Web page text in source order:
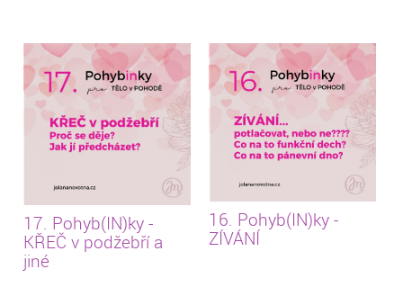
17. Pohyb(IN)ky -
KŘEČ v podžebří a
jiné
16. Pohyb(IN)ky -
ZÍVÁNÍ